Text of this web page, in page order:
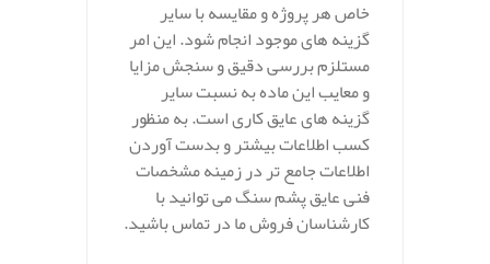
خاص هر پروژه و مقایسه با سایر
گزینه‌ های موجود انجام شود. این امر
مستلزم بررسی دقیق و سنجش مزایا
و معایب این ماده به نسبت سایر
گزینه‌ های عایق‌ کاری است. به منظور
کسب اطلاعات بیشتر و بدست آوردن
اطلاعات جامع تر در زمینه مشخصات
فنی عایق پشم سنگ می توانید با
کارشناسان فروش ما در تماس باشید.